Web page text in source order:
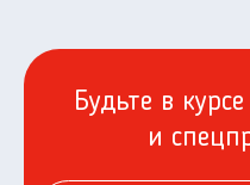
Будьте в
и